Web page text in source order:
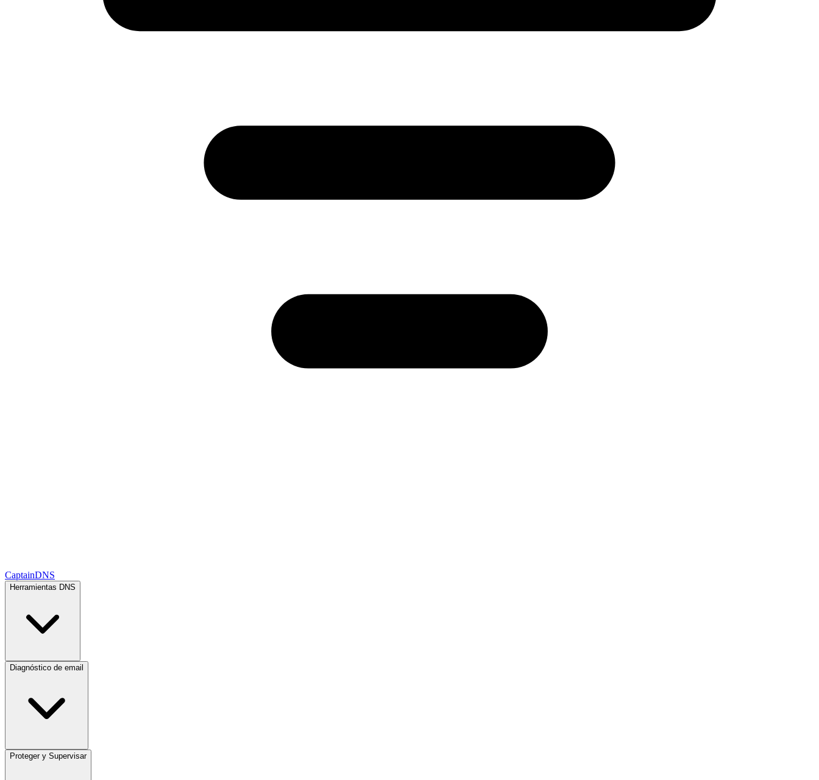
CaptainDNS
Herramientas DNS
Diagnóstico de email
Proteger y Supervisar